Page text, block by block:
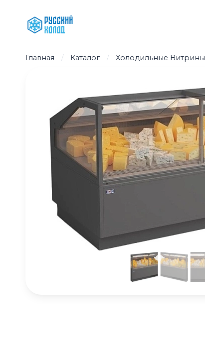
содержимому
Главная / Каталог / Холодильные Витрины